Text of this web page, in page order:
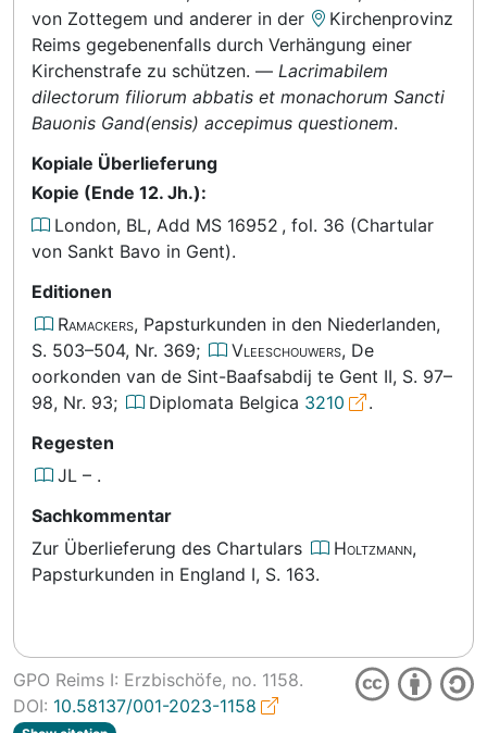
von Zottegem und anderer in der
Kirchenprovinz
Reims gegebenenfalls durch Verhängung einer
Kirchenstrafe zu schützen. — Lacrimabilem
dilectorum filiorum abbatis et monachorum Sancti
Bauonis Gand(ensis) accepimus questionem.
Kopiale Überlieferung
Kopie (Ende 12. Jh.):
London, BL, Add MS 16952 , fol. 36 (Chartular
von Sankt Bavo in Gent).
Editionen
Ramackers, Papsturkunden in den Niederlanden,
S. 503–504, Nr. 369; Vleeschouwers, De
oorkonden van de Sint-Baafsabdij te Gent II, S. 97–
98, Nr. 93; Diplomata Belgica 3210
.
Regesten
JL – .
Sachkommentar
Zur Überlieferung des Chartulars
Holtzmann,
Papsturkunden in England I, S. 163.
GPO Reims I: Erzbischöfe, no. 1158.
DOI: 10.58137/001-2023-1158